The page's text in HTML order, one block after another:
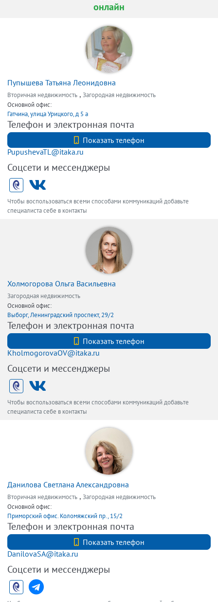
онлайн
Пупышева Татьяна Леонидовна
Вторичная недвижимость , Загородная недвижимость
Основной офис:
Гатчина, улица Урицкого, д 5 а
Телефон и электронная почта
Показать телефон
PupushevaTL@itaka.ru
Соцсети и мессенджеры
Чтобы воспользоваться всеми способами коммуникаций добавьте
специалиста себе в контакты
Холмогорова Ольга Васильевна
Загородная недвижимость
Основной офис:
Выборг, Ленинградский проспект, 29/2
Телефон и электронная почта
Показать телефон
KholmogorovaOV@itaka.ru
Соцсети и мессенджеры
Чтобы воспользоваться всеми способами коммуникаций добавьте
специалиста себе в контакты
Данилова Светлана Александровна
Вторичная недвижимость , Загородная недвижимость
Основной офис:
Приморский офис. Коломяжский пр., 15/2
Телефон и электронная почта
Показать телефон
DanilovaSA@itaka.ru
Соцсети и мессенджеры